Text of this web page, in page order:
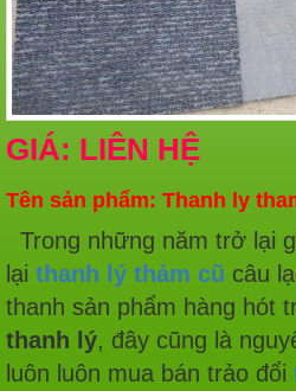
GIÁ: LIÊN HỆ
Tên sản phẩm: Thanh ly
Trong những năm trở lại
lại thanh lý thảm cũ câu
thanh sản phẩm hàng hót
thanh lý, đây cũng là
luôn luôn mua bán trảo đổi